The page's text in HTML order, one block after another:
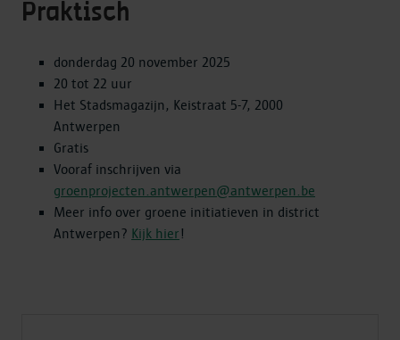
Praktisch
donderdag 20 november 2025
20 tot 22 uur
Het Stadsmagazijn, Keistraat 5-7, 2000
Antwerpen
Gratis
Vooraf inschrijven via
groenprojecten.antwerpen@antwerpen.be
Meer info over groene initiatieven in district
Antwerpen? Kijk hier !